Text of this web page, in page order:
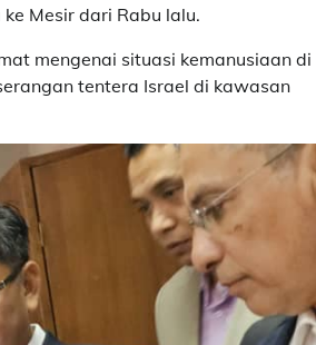
Mesir dari Rabu lalu.
mengenai situasi kemanusiaan di
tentera Israel di kawasan